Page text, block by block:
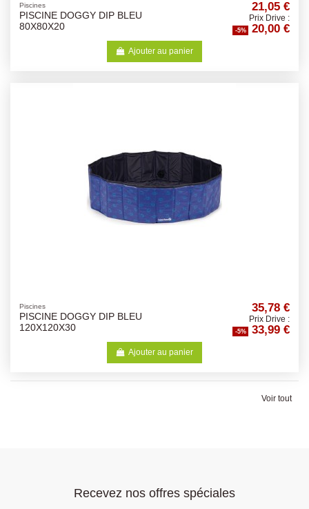
Piscines
PISCINE DOGGY DIP BLEU
80X80X20
21,05 €
Prix Drive :
-5% 20,00 €
Ajouter au panier
Piscines
PISCINE DOGGY DIP BLEU
120X120X30
35,78 €
Prix Drive :
-5% 33,99 €
Ajouter au panier
Voir tout
Recevez nos offres spéciales